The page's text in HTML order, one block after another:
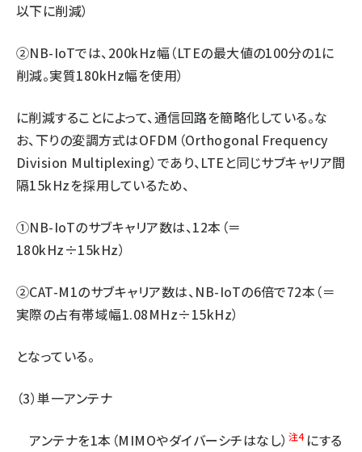
以下に削減）
②NB-IoTでは、200kHz幅（LTEの最大値の100分の1に
削減。実質180kHz幅を使用）
に削減することによって、通信回路を簡略化している。な
お、下りの変調方式はOFDM（Orthogonal Frequency
Division Multiplexing）であり、LTEと同じサブキャリア間
隔15kHzを採用しているため、
①NB-IoTのサブキャリア数は、12本（＝
180kHz÷15kHz）
②CAT-M1のサブキャリア数は、NB-IoTの6倍で72本（＝
実際の占有帯域幅1.08MHz÷15kHz）
となっている。
（3）単一アンテナ
アンテナを1本（MIMOやダイバーシチはなし） 注4 にする